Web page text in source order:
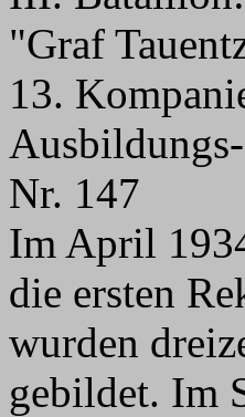
"Graf
13.
Nr. 147
Im April
die ersten
wurden
gebildet. Im